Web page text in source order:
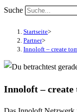
Suche
Startseite>
Partner>
Innoloft – create
Innoloft –